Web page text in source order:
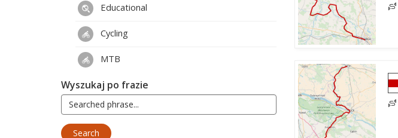
Educational
Cycling
MTB
Wyszukaj po frazie